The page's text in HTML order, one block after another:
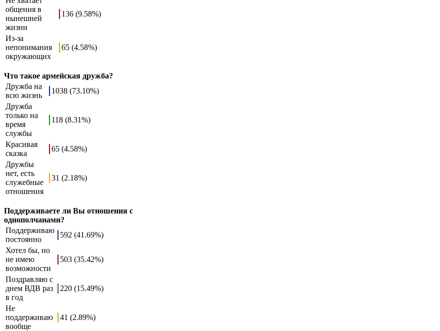
общения в
нынешней
жизни
136 (9.58%)
Из-за
непонимания
окружающих
65 (4.58%)
Что такое армейская дружба?
Дружба на
всю жизнь
1038 (73.10%)
Дружба
только на
время
службы
118 (8.31%)
Красивая
сказка
65 (4.58%)
Дружбы
нет, есть
служебные
отношения
31 (2.18%)
Поддерживаете ли Вы отношения с
однополчанами?
Поддерживаю
постоянно
592 (41.69%)
Хотел бы, но
не имею
возможности
503 (35.42%)
Поздравляю с
днем ВДВ раз
в год
220 (15.49%)
Не
поддерживаю
вообще
41 (2.89%)